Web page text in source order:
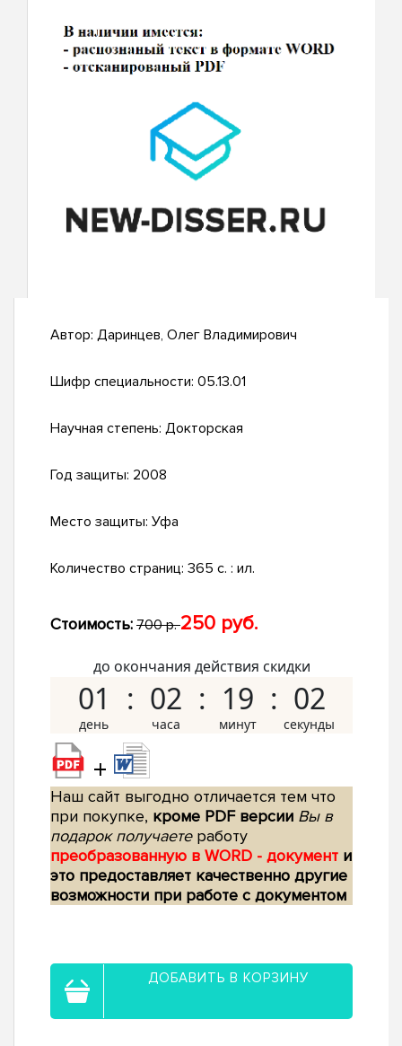
Автор: Даринцев, Олег Владимирович
Шифр специальности: 05.13.01
Научная степень: Докторская
Год защиты: 2008
Место защиты: Уфа
Количество страниц: 365 с. : ил.
Стоимость: 700 р.250 руб.
до окончания действия скидки
01 02 19 01
+
Наш сайт выгодно отличается тем что
при покупке, кроме PDF версии Вы в
подарок получаетеработу
преобразованную в WORD - документ и
это предоставляет качественно другие
возможности при работе с документом
ДОБАВИТЬ В КОРЗИНУ